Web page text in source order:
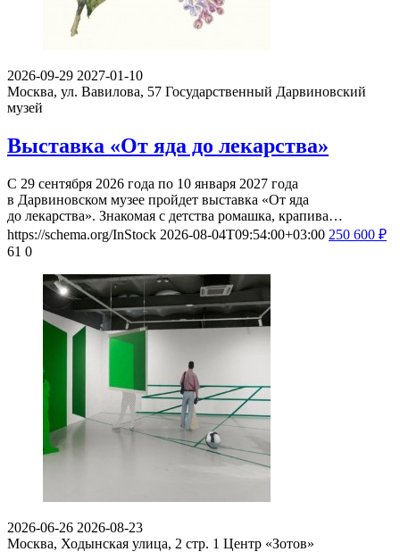
2026-09-29 2027-01-10
Москва, ул. Вавилова, 57 Государственный Дарвиновский
музей
Выставка «От яда до лекарства»
С 29 сентября 2026 года по 10 января 2027 года
в Дарвиновском музее пройдет выставка «От яда
до лекарства». Знакомая с детства ромашка, крапива…
https://schema.org/InStock 2026-08-04T09:54:00+03:00 250 600 ₽
61 0
2026-06-26 2026-08-23
Москва, Ходынская улица, 2 стр. 1 Центр «Зотов»